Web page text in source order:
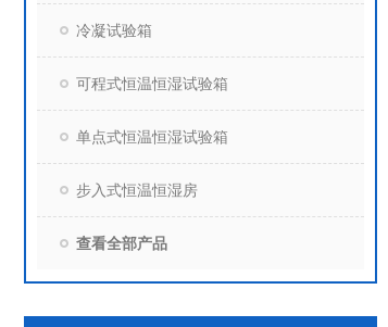
冷凝试验箱
可程式恒温恒湿试验箱
单点式恒温恒湿试验箱
步入式恒温恒湿房
查看全部产品